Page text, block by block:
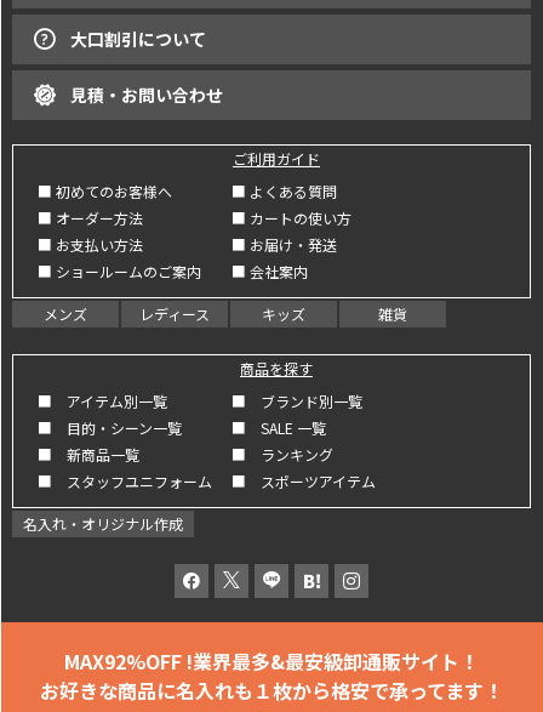
大口割引について
見積・お問い合わせ
ご利用ガイド
■ 初めてのお客様へ
■ よくある質問
■ オーダー方法
■ カートの使い方
■ お支払い方法
■ お届け・発送
■ ショールームのご案内
■ 会社案内
メンズ レディース キッズ 雑貨
商品を探す
■ アイテム別一覧
■ ブランド別一覧
■ 目的・シーン一覧
■ SALE 一覧
■ 新商品一覧
■ ランキング
■ スタッフユニフォーム
■ スポーツアイテム
名入れ・オリジナル作成
MAX92%OFF !業界最多&最安級卸通販サイト！
お好きな商品に名入れも １枚から格安で承ってます！